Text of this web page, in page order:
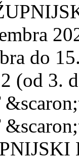
do
(od 3.